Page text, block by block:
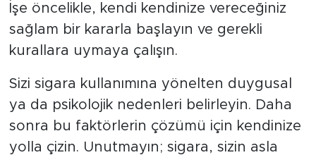
İşe öncelikle, kendi kendinize vereceğiniz
sağlam bir kararla başlayın ve gerekli
kurallara uymaya çalışın.
Sizi sigara kullanımına yönelten duygusal
ya da psikolojik nedenleri belirleyin. Daha
sonra bu faktörlerin çözümü için kendinize
yolla çizin. Unutmayın; sigara, sizin asla